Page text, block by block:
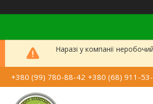
Наразі у компанії
+380 (99) 780-88-42 +380 (68) 911-